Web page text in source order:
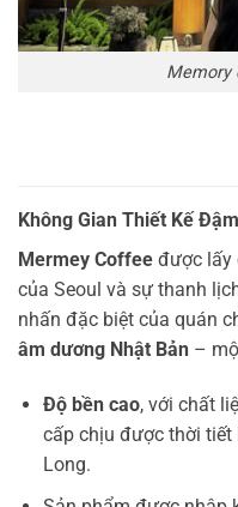
Memory
Không Gian Thiết Kế
Mermey Coffee được lấy
của Seoul và sự thanh
nhấn đặc biệt của quán
âm dương Nhật Bản –
Độ bền cao, với chất
cấp chịu được thời tiết
Long.